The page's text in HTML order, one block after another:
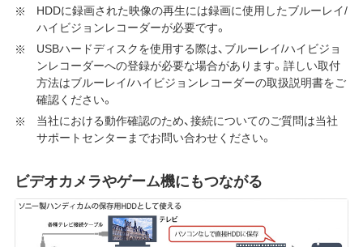
HDDに録画された映像の再生には録画に使用したブルーレイ/
ハイビジョンレコーダーが必要です。
USBハードディスクを使用する際は、ブルーレイ/ハイビジョ
ンレコーダーへの登録が必要な場合があります。詳しい取付
方法はブルーレイ/ハイビジョンレコーダーの取扱説明書をご
確認ください。
当社における動作確認のため、接続についてのご質問は当社
サポートセンターまでお問い合わせください。
ビデオカメラやゲーム機にもつながる